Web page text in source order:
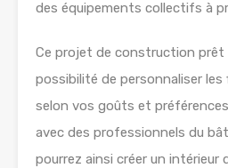
des équipements collectifs à
Ce projet de construction prêt
possibilité de personnaliser
selon vos goûts et
avec des professionnels du
pourrez ainsi créer un